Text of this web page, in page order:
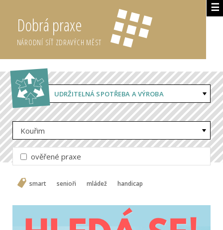
☰
Dobrá praxe
NÁRODNÍ SÍŤ ZDRAVÝCH MĚST
UDRŽITELNÁ SPOTŘEBA A VÝROBA
Kouřim
ověřené praxe
smart senioři mládež handicap